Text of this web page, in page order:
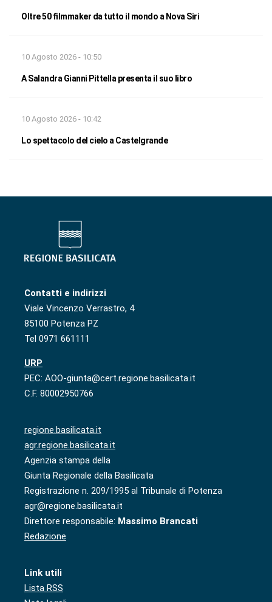
Oltre 50 filmmaker da tutto il mondo a Nova Siri
10 Agosto 2026 - 10:50
A Salandra Gianni Pittella presenta il suo libro
10 Agosto 2026 - 10:42
Lo spettacolo del cielo a Castelgrande
Contatti e indirizzi
Viale Vincenzo Verrastro, 4
85100 Potenza PZ
Tel 0971 661111
URP
PEC: AOO-giunta@cert.regione.basilicata.it
C.F. 80002950766
regione.basilicata.it
agr.regione.basilicata.it
Agenzia stampa della
Giunta Regionale della Basilicata
Registrazione n. 209/1995 al Tribunale di Potenza
agr@regione.basilicata.it
Direttore responsabile: Massimo Brancati
Redazione
Link utili
Lista RSS